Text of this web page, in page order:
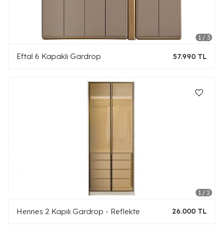
Eftal 6 Kapaklı Gardrop 57.990 TL
Hennes 2 Kapılı Gardrop - Reflekte 26.000 TL